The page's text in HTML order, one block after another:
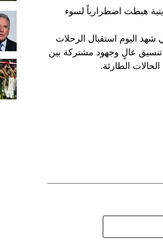
هبطت اضطرارياً لسوء
شهد اليوم استقبال الرحلات
تنسيق عالٍ وجهود مشتركة بين
الطارئة.